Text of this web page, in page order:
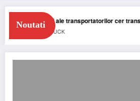
Noutati
asociații ale transportatorilor cer